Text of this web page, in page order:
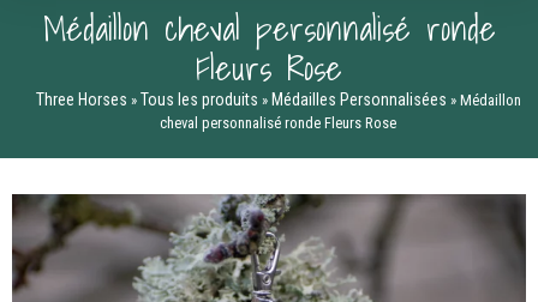
Médaillon cheval personnalisé ronde
Fleurs Rose
Three Horses » Tous les produits » Médailles Personnalisées » Médaillon
cheval personnalisé ronde Fleurs Rose